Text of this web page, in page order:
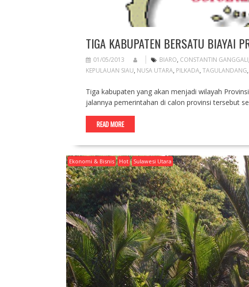
TIGA KABUPATEN BERSATU BIAYAI
01/05/2013 BIARO, CONSTANTIN GANGGALI
KEPULAUAN SIAU, NUSA UTARA, PILKADA, TAGULANDANG,
Tiga kabupaten yang akan menjadi wilayah
jalannya pemerintahan di calon provinsi tersebut
READ MORE
Ekonomi & Bisnis Hot Sulawesi Utara